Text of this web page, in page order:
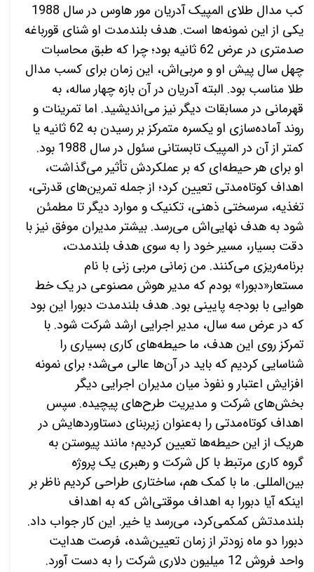
کب مدال طلای المپیک آدریان مور هاوس در سال 1988
یکی از این نمونه‌ها است. هدف بلندمدت او شنای قورباغه
صدمتری در عرض 62 ثانیه بود؛ چرا که طبق محاسبات
چهل سال پیش او و مربی‌اش، این زمان برای کسب مدال
طلا مناسب بود. البته آدریان در آن بازه چهار ساله، به
قهرمانی در مسابقات دیگر نیز می‌اندیشید. اما تمرینات و
روند آماده‌سازی او یکسره متمرکز بر رسیدن به 62 ثانیه یا
کمتر از آن در المپیک تابستانی سئول در سال 1988 بود.
او برای هر حیطه‌ای که بر عملکردش تأثیر می‌گذاشت،
اهداف کوتاه‌مدتی تعیین کرد؛ از جمله تمرین‌های قدرتی،
تغذیه، سرسختی ذهنی، تکنیک و موارد دیگر تا مطمئن
شود به هدف نهایی‌اش می‌رسد. بیشتر مدیران موفق نیز با
دقت بسیار، مسیر خود را به سوی هدف بلندمدت،
برنامه‌ریزی می‌کنند. من زمانی مربی زنی با نام
مستعار«دبورا» بودم که مدیر هوش مصنوعی در یک خط
هوایی با بودجه پایینی بود. هدف بلندمدت دبورا این بود
که در عرض سه سال، مدیر اجرایی ارشد شرکت شود. با
تمرکز روی این هدف، ما حیطه‌های کاری بسیاری را
شناسایی کردیم که باید در آن‌ها عالی می‌شد؛ برای نمونه
افزایش اعتبار و نفوذ میان مدیران اجرایی دیگر
بخش‌های شرکت و مدیریت طرح‌های پیچیده. سپس
اهداف کوتاه‌مدتی را به‌عنوان زیربنای دستاوردهایش در
هریک از این حیطه‌ها تعیین کردیم؛ مانند پیوستن به
گروه کاری مرتبط با کل شرکت و رهبری یک پروژه
بین‌المللی. ما با کمک هم، ساختاری طراحی کردیم ناظر بر
اینکه آیا دبورا به اهداف موقتی‌اش که به اهداف
بلندمدتش کمکمی‌کرد، می‌رسد یا خیر. این کار جواب داد.
دبورا دو ماه زودتر از زمان تعیین‌شده، فرصت هدایت
واحد فروش 12 میلیون دلاری شرکت را به دست آورد.